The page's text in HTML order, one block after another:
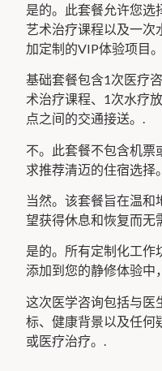
是的。此套餐允许您选
艺术治疗课程以及一次
加定制的VIP体验项目
基础套餐包含1次医疗
术治疗课程、1次水疗
点之间的交通接送。.
不。此套餐不包含机票
求推荐清迈的住宿选择
当然。该套餐旨在温
望获得休息和恢复而无
是的。所有定制化工作
添加到您的静修体验中
这次医学咨询包括与医
标、健康背景以及任何
或医疗治疗。.